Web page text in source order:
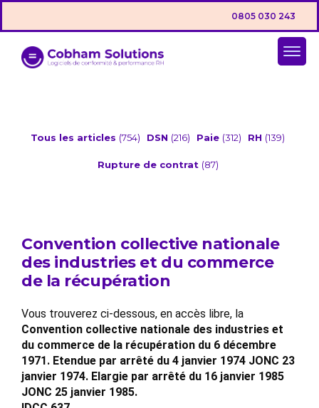
0805 030 243
Tous les articles (754) DSN (216) Paie (312) RH (139)
Rupture de contrat (87)
Convention collective nationale
des industries et du commerce
de la récupération
Vous trouverez ci-dessous, en accès libre, la
Convention collective nationale des industries et
du commerce de la récupération du 6 décembre
1971. Etendue par arrêté du 4 janvier 1974 JONC 23
janvier 1974. Elargie par arrêté du 16 janvier 1985
JONC 25 janvier 1985.